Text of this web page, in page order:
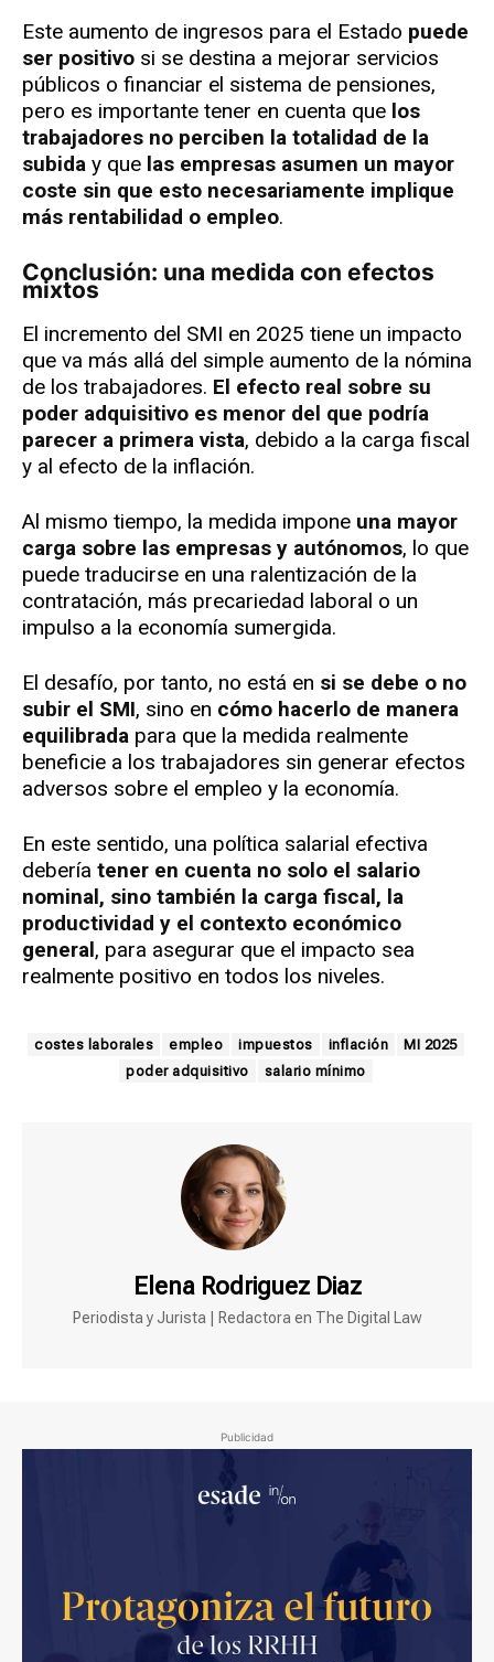
Este aumento de ingresos para el Estado puede
ser positivo si se destina a mejorar servicios
públicos o financiar el sistema de pensiones,
pero es importante tener en cuenta que los
trabajadores no perciben la totalidad de la
subida y que las empresas asumen un mayor
coste sin que esto necesariamente implique
más rentabilidad o empleo.
Conclusión: una medida con efectos
mixtos
El incremento del SMI en 2025 tiene un impacto
que va más allá del simple aumento de la nómina
de los trabajadores. El efecto real sobre su
poder adquisitivo es menor del que podría
parecer a primera vista, debido a la carga fiscal
y al efecto de la inflación.
Al mismo tiempo, la medida impone una mayor
carga sobre las empresas y autónomos, lo que
puede traducirse en una ralentización de la
contratación, más precariedad laboral o un
impulso a la economía sumergida.
El desafío, por tanto, no está en si se debe o no
subir el SMI, sino en cómo hacerlo de manera
equilibrada para que la medida realmente
beneficie a los trabajadores sin generar efectos
adversos sobre el empleo y la economía.
En este sentido, una política salarial efectiva
debería tener en cuenta no solo el salario
nominal, sino también la carga fiscal, la
productividad y el contexto económico
general, para asegurar que el impacto sea
realmente positivo en todos los niveles.
costes laborales empleo impuestos inflación
MI 2025
poder adquisitivo
salario mínimo
Elena Rodriguez Diaz
Periodista y Jurista | Redactora en The Digital Law
Publicidad